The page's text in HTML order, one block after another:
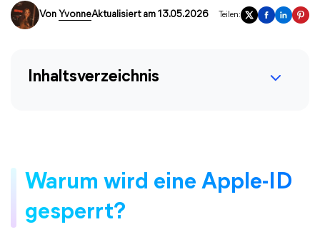
Von YvonneAktualisiert am 13.05.2026 Teilen:
Inhaltsverzeichnis
Warum wird eine Apple-ID
gesperrt?